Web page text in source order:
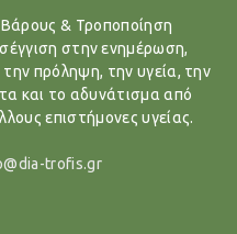
& Τροποποίηση
στην ενημέρωση,
την πρόληψη, την υγεία, την
και το αδυνάτισμα από
επιστήμονες υγείας.
trofis.gr